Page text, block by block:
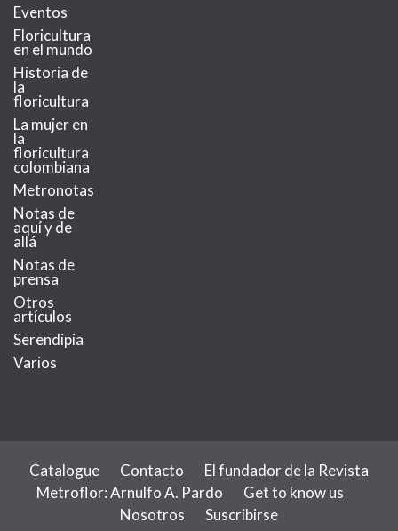
Eventos
Floricultura
en el mundo
Historia de
la
floricultura
La mujer en
la
floricultura
colombiana
Metronotas
Notas de
aquí y de
allá
Notas de
prensa
Otros
artículos
Serendipia
Varios
Catalogue Contacto
El fundador de la Revista
Metroflor: Arnulfo A. Pardo
Get to know us
Nosotros
Suscribirse